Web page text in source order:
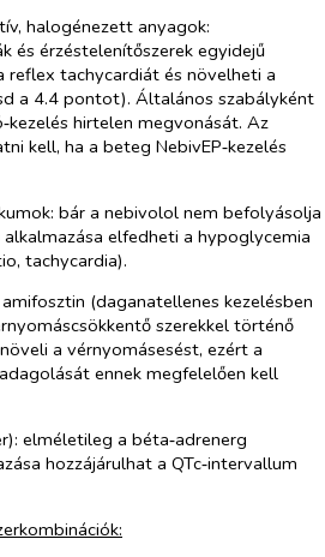
halogénezett anyagok:
és érzéstelenítőszerek egyidejű
reflex tachycardiát és növelheti a
a 4.4 pontot). Általános szabályként
hirtelen megvonását. Az
kell, ha a beteg NebivEP‑kezelés
bár a nebivolol nem befolyásolja
elfedheti a hypoglycemia
tachycardia).
(daganatellenes kezelésben
szerekkel történő
a vérnyomásesést, ezért a
ennek megfelelően kell
: elméletileg a béta‑adrenerg
hozzájárulhat a QTc‑intervallum